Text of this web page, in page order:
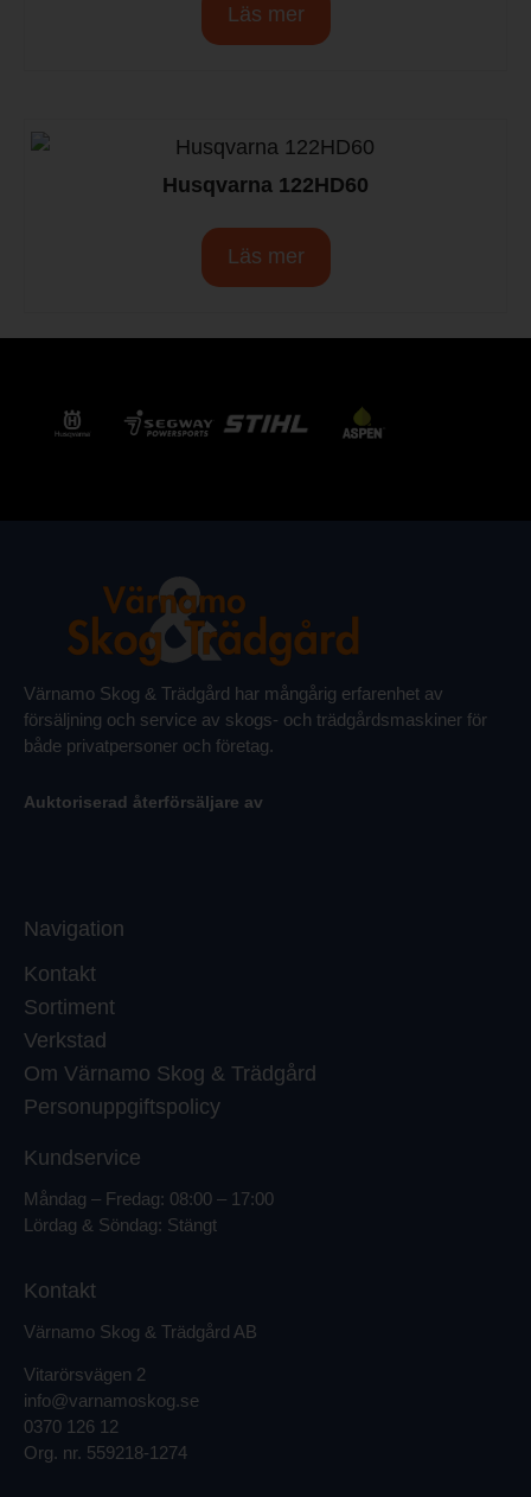
Läs mer
Husqvarna 122HD60
Läs mer
Värnamo Skog & Trädgård har mångårig erfarenhet av
försäljning och service av skogs- och trädgårdsmaskiner för
både privatpersoner och företag.
Auktoriserad återförsäljare av
Navigation
Kontakt
Sortiment
Verkstad
Om Värnamo Skog & Trädgård
Personuppgiftspolicy
Kundservice
Måndag – Fredag: 08:00 – 17:00
Lördag & Söndag: Stängt
Kontakt
Värnamo Skog & Trädgård AB
Vitarörsvägen 2
info@varnamoskog.se
0370 126 12
Org. nr. 559218-1274